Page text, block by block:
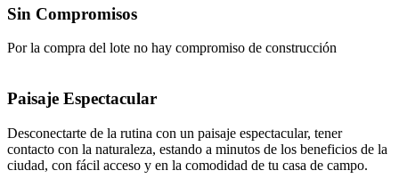
Sin Compromisos
Por la compra del lote no hay compromiso de construcción
Paisaje Espectacular
Desconectarte de la rutina con un paisaje espectacular, tener
contacto con la naturaleza, estando a minutos de los beneficios de la
ciudad, con fácil acceso y en la comodidad de tu casa de campo.